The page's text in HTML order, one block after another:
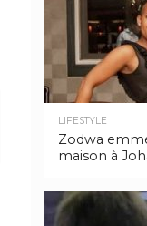
LIFESTYLE
Zodwa
maison à